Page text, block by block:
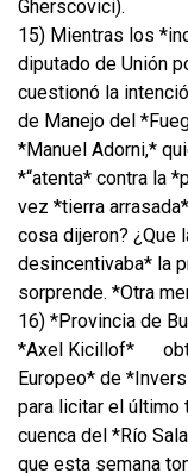
Gherscovici).
15) Mientras los
diputado de Unión
cuestionó la
de Manejo del
*Manuel Adorni,*
*“atenta* contra la
vez *tierra
cosa dijeron? ¿Que
desincentivaba* la
sorprende. *Otra
16) *Provincia de
*Axel Kicillof*
Europeo* de
para licitar el último
cuenca del *Río
que esta semana